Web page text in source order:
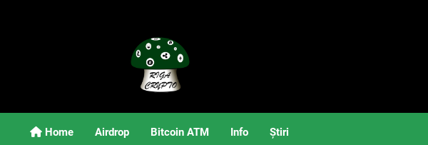
Riga Crypto
Știri Și Informații Despre Criptomonede.
Home Airdrop Bitcoin ATM Info Știri